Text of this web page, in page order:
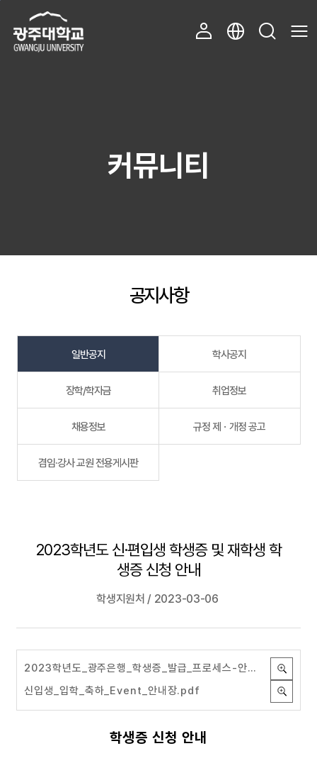
커뮤니티
공지사항
일반공지 학사공지
장학/학자금 취업정보
채용정보 규정 제ㆍ개정 공고
겸임·강사 교원 전용게시판
2023학년도 신·편입생 학생증 및 재학생 학
생증 신청 안내
학생지원처 / 2023-03-06
2023학년도_광주은행_학생증_발급_프로세스-안내용.pdf
신입생_입학_축하_Event_안내장.pdf
학생증 신청 안내